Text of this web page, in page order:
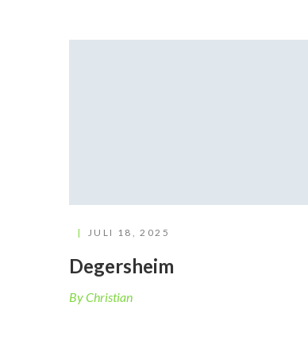
JULI 18, 2025
Degersheim
By Christian